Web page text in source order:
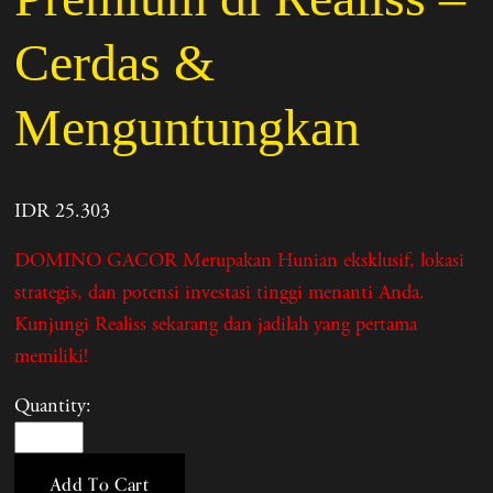
Cerdas &
Menguntungkan
IDR 25.303
DOMINO GACOR Merupakan Hunian eksklusif, lokasi
strategis, dan potensi investasi tinggi menanti Anda.
Kunjungi Realiss sekarang dan jadilah yang pertama
memiliki!
Quantity:
Add To Cart